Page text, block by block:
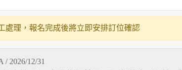
處理，報名完成後將立即安排訂位確認
/ 2026/12/31